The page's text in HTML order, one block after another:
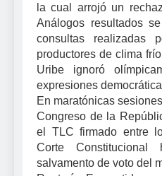
la cual arrojó un
Análogos resultados
consultas realizadas
productores de clima
Uribe ignoró
expresiones
En maratónicas
Congreso de la
el TLC firmado entre
Corte
salvamento de voto del